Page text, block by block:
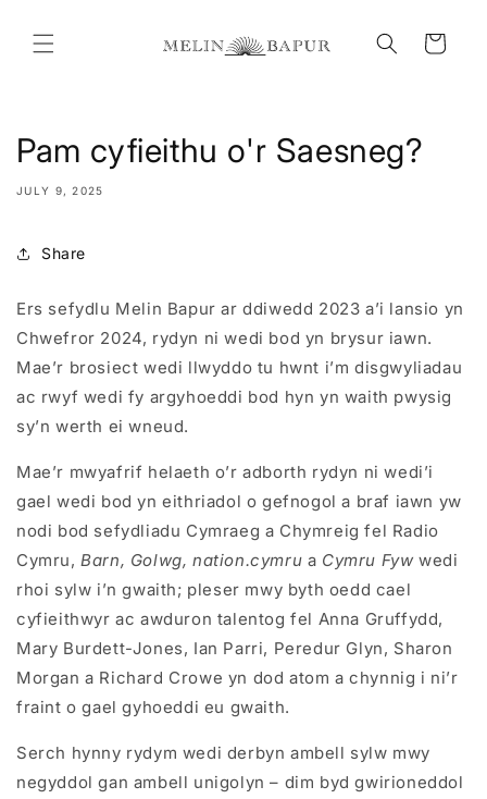
content
Cart
Pam cyfieithu o'r Saesneg?
JULY 9, 2025
Share
Ers sefydlu Melin Bapur ar ddiwedd 2023 a’i lansio yn
Chwefror 2024, rydyn ni wedi bod yn brysur iawn.
Mae’r brosiect wedi llwyddo tu hwnt i’m disgwyliadau
ac rwyf wedi fy argyhoeddi bod hyn yn waith pwysig
sy’n werth ei wneud.
Mae’r mwyafrif helaeth o’r adborth rydyn ni wedi’i
gael wedi bod yn eithriadol o gefnogol a braf iawn yw
nodi bod sefydliadu Cymraeg a Chymreig fel Radio
Cymru,Barn, Golwg, nation.cymru a Cymru Fywwedi
rhoi sylw i’n gwaith; pleser mwy byth oedd cael
cyfieithwyr ac awduron talentog fel Anna Gruffydd,
Mary Burdett-Jones, Ian Parri, Peredur Glyn, Sharon
Morgan a Richard Crowe yn dod atom a chynnig i ni’r
fraint o gael gyhoeddi eu gwaith.
Serch hynny rydym wedi derbyn ambell sylw mwy
negyddol gan ambell unigolyn – dim byd gwirioneddol